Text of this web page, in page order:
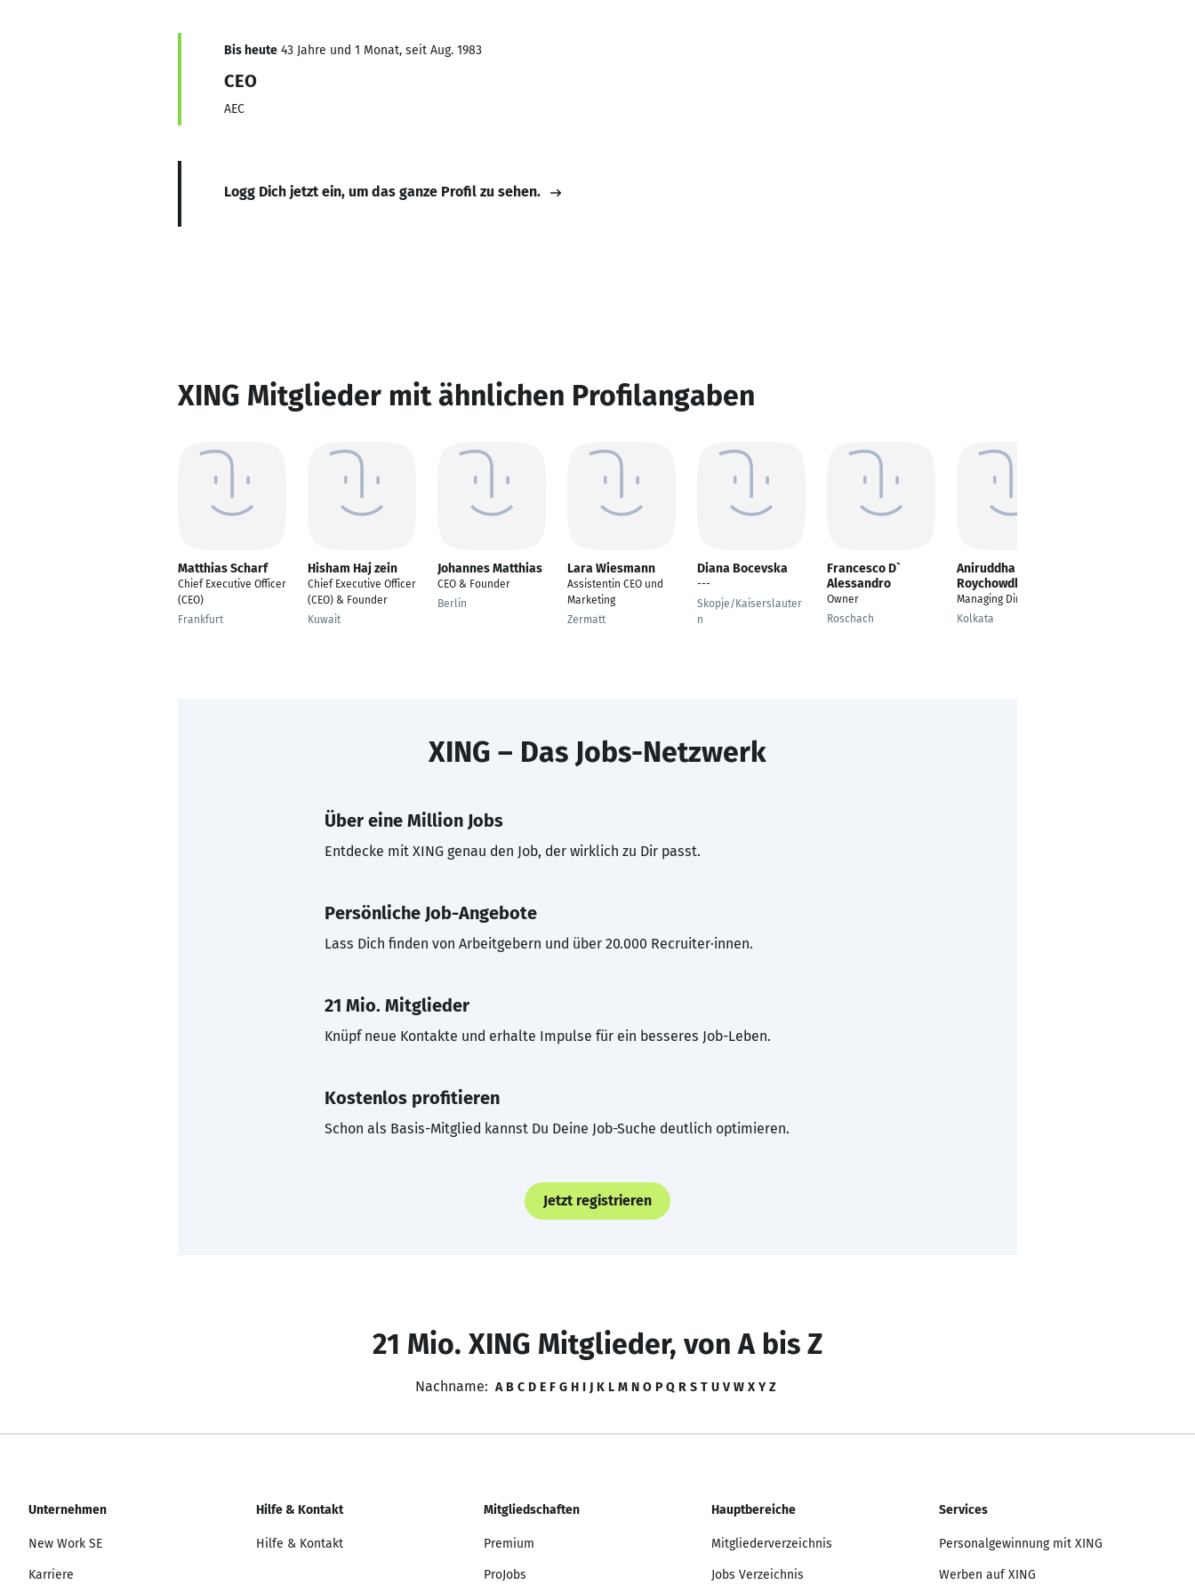
Bis heute 43 Jahre und 1 Monat, seit Aug. 1983
CEO
AEC
Logg Dich jetzt ein, um das ganze Profil zu sehen.
XING Mitglieder mit ähnlichen Profilangaben
Matthias Scharf
Chief Executive Officer
(CEO)
Frankfurt
Hisham Haj zein
Chief Executive Officer
(CEO) & Founder
Kuwait
Johannes Matthias
CEO & Founder
Berlin
Lara Wiesmann
Assistentin CEO und
Marketing
Zermatt
Diana Bocevska
---
Skopje/Kaiserslauter
n
Francesco D`
Alessandro
Owner
Roschach
Aniruddha
Roychowdhury
Managing Director
Kolkata
XING – Das Jobs-Netzwerk
Über eine Million Jobs
Entdecke mit XING genau den Job, der wirklich zu Dir passt.
Persönliche Job-Angebote
Lass Dich finden von Arbeitgebern und über 20.000 Recruiter·innen.
21 Mio. Mitglieder
Knüpf neue Kontakte und erhalte Impulse für ein besseres Job-Leben.
Kostenlos profitieren
Schon als Basis-Mitglied kannst Du Deine Job-Suche deutlich optimieren.
Jetzt registrieren
21 Mio. XING Mitglieder, von A bis Z
Nachname: A B C D E F G H I J K L M N O P Q R S T U V W X Y Z
Unternehmen
New Work SE
Karriere
Hilfe & Kontakt
Hilfe & Kontakt
Mitgliedschaften
Premium
ProJobs
Hauptbereiche
Mitgliederverzeichnis
Jobs Verzeichnis
Services
Personalgewinnung mit XING
Werben auf XING